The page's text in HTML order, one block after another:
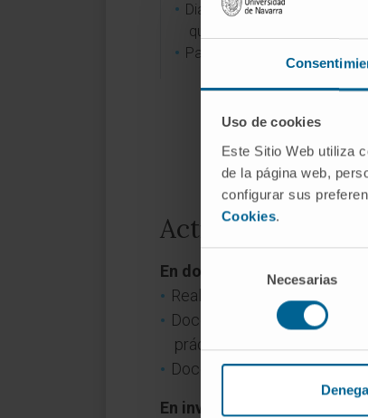
Uso de cookies
Este Sitio Web utiliza
de la página web,
configurar sus
Cookies.
de
consentimiento
Necesarias
Diagnóstico y tratamiento
quirúrgico del glaucoma.
Patologías del segmento
Actividad
En docencia
Realización de cursos y
Docencia con alumnos de
prácticas de Oftalmología.
Docencia con residentes
En investigación